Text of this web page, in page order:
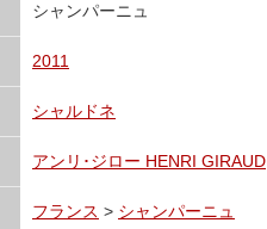
シャンパーニュ
2011
シャルドネ
アンリ･ジロー HENRI GIRAUD
フランス > シャンパーニュ